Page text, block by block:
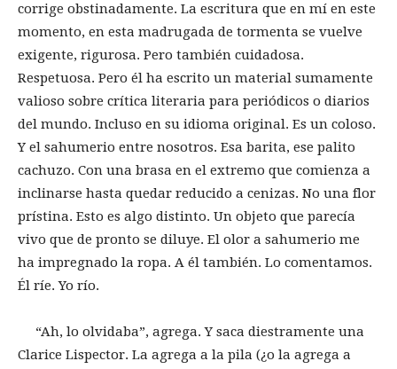
corrige obstinadamente. La escritura que en mí en este
momento, en esta madrugada de tormenta se vuelve
exigente, rigurosa. Pero también cuidadosa.
Respetuosa. Pero él ha escrito un material sumamente
valioso sobre crítica literaria para periódicos o diarios
del mundo. Incluso en su idioma original. Es un coloso.
Y el sahumerio entre nosotros. Esa barita, ese palito
cachuzo. Con una brasa en el extremo que comienza a
inclinarse hasta quedar reducido a cenizas. No una flor
prístina. Esto es algo distinto. Un objeto que parecía
vivo que de pronto se diluye. El olor a sahumerio me
ha impregnado la ropa. A él también. Lo comentamos.
Él ríe. Yo río.
“Ah, lo olvidaba”, agrega. Y saca diestramente una
Clarice Lispector. La agrega a la pila (¿o la agrega a